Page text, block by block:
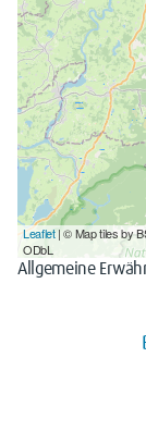
Leaflet| © Map tiles by
ODbL
Allgemeine